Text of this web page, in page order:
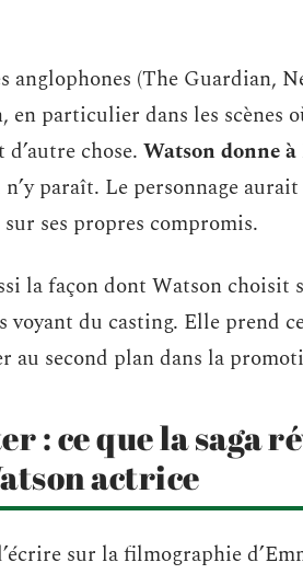
anglophones (The Guardian,
particulier dans les scènes
chose. Watson donne
paraît. Le personnage
ses propres compromis.
la façon dont Watson choisit
voyant du casting. Elle prend
au second plan dans la
: ce que la saga
actrice
sur la filmographie